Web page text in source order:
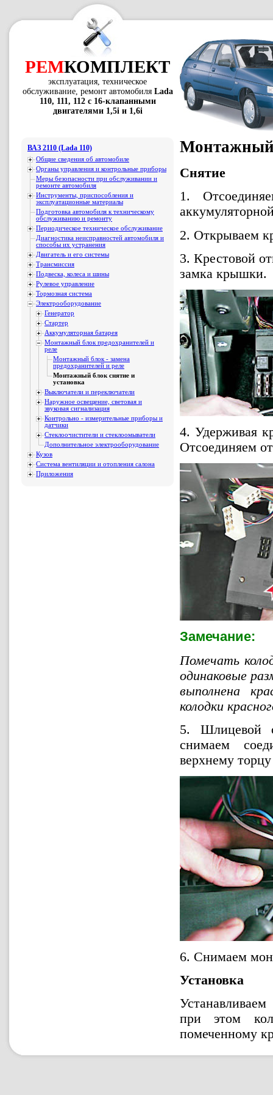
РЕМКОМПЛЕКТ
эксплуатация, техническое
обслуживание, ремонт автомобиля Lada
110, 111, 112 с 16-клапанными
двигателями 1,5i и 1,6i
ВАЗ 2110 (Lada 110)
Общие сведения об автомобиле
Органы управления и контрольные приборы
Меры безопасности при обслуживании и
ремонте автомобиля
Инструменты, приспособления и
эксплуатационные материалы
Подготовка автомобиля к техническому
обслуживанию и ремонту
Периодическое техническое обслуживание
Диагностика неисправностей автомобиля и
способы их устранения
Двигатель и его системы
Трансмиссия
Подвеска, колеса и шины
Рулевое управление
Тормозная система
Электрооборудование
Генератор
Стартер
Аккумуляторная батарея
Монтажный блок предохранителей и
реле
Монтажный блок - замена
предохранителей и реле
Монтажный блок снятие и
установка
Выключатели и переключатели
Наружное освещение, световая и
звуковая сигнализация
Контрольно - измерительные приборы и
датчики
Стеклоочистители и стеклоомыватели
Дополнительное электрооборудование
Кузов
Система вентиляции и отопления салона
Приложения
Монтажный
Снятие
1.
2. Открываем
3. Крестовой
замка крышки.
4. Удерживая
Отсоединяем
Замечание:
Помечать
одинаковые
выполнена
колодки
5. Шлицевой
снимаем
верхнему
6. Снимаем
Установка
при этом
помеченному